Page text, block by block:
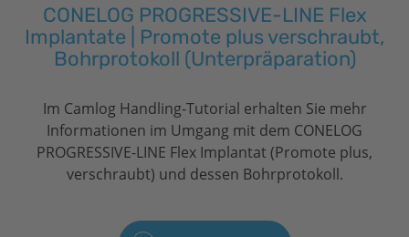
CONELOG PROGRESSIVE-LINE Flex
Implantate | Promote plus verschraubt,
Bohrprotokoll (Unterpräparation)
Im Camlog Handling-Tutorial erhalten Sie mehr
Informationen im Umgang mit dem CONELOG
PROGRESSIVE-LINE Flex Implantat (Promote plus,
verschraubt) und dessen Bohrprotokoll.